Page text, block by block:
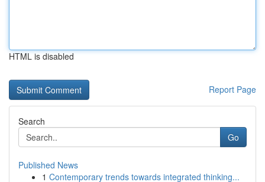
HTML is disabled
Report Page
Search
Go
Published News
1 Contemporary trends towards integrated thinking...